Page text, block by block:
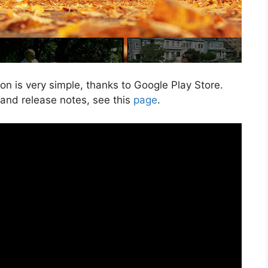
is very simple, thanks to Google Play Store.
release notes, see this page.